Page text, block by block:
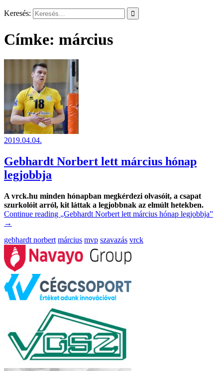
Keresés:
Címke: március
2019.04.04.
Gebhardt Norbert lett március hónap
legjobbja
A vrck.hu minden hónapban megkérdezi olvasóit, a csapat
szurkolóit arról, kit láttak a legjobbnak az elmúlt hetekben.
Continue reading „Gebhardt Norbert lett március hónap legjobbja”
→
gebhardt norbert március mvp szavazás vrck